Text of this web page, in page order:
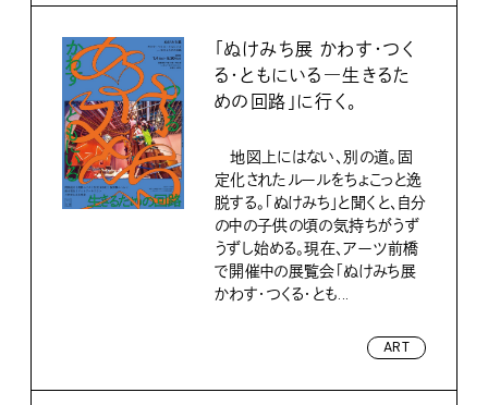
「ぬけみち展 かわす・つく
る・ともにいる―生きるた
めの回路」に行く。
地図上にはない、別の道。固
定化されたルールをちょこっと逸
脱する。「ぬけみち」と聞くと、自分
の中の子供の頃の気持ちがうず
うずし始める。現在、アーツ前橋
で開催中の展覧会「ぬけみち展
かわす・つくる・とも...
ART